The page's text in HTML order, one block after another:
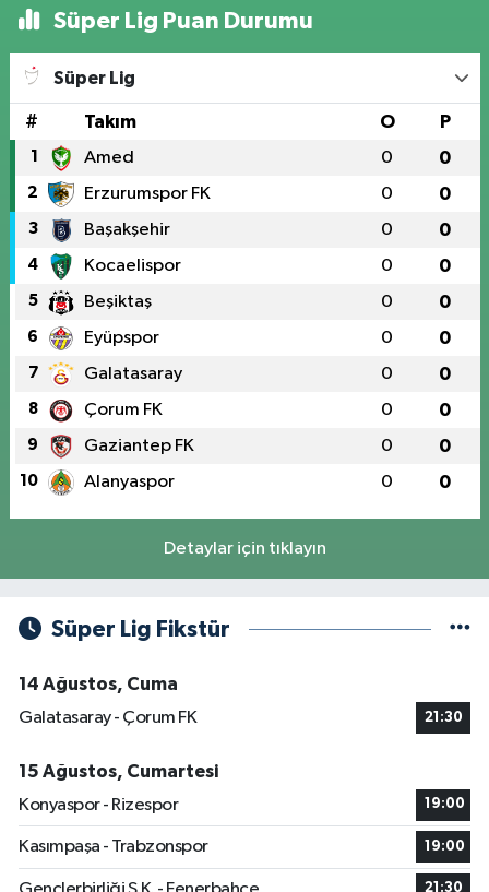
Süper Lig Puan Durumu
Süper Lig
# Takım O P
1 Amed 0 0
2 Erzurumspor FK 0 0
3 Başakşehir 0 0
4 Kocaelispor 0 0
5 Beşiktaş 0 0
6 Eyüpspor 0 0
7 Galatasaray 0 0
8 Çorum FK 0 0
9 Gaziantep FK 0 0
10 Alanyaspor 0 0
Detaylar için tıklayın
Süper Lig Fikstür
14 Ağustos, Cuma
Galatasaray - Çorum FK
21:30
15 Ağustos, Cumartesi
Konyaspor - Rizespor
19:00
Kasımpaşa - Trabzonspor 19:00
21:30